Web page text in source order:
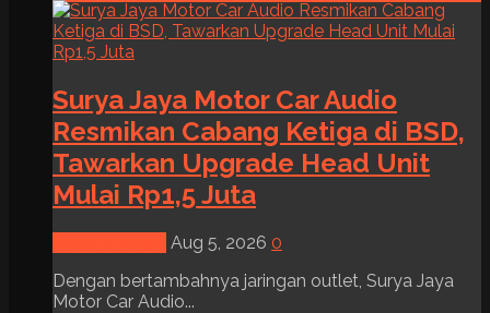
Surya Jaya Motor Car Audio
Resmikan Cabang Ketiga di BSD,
Tawarkan Upgrade Head Unit
Mulai Rp1,5 Juta
Aug 5, 2026 0
Dengan bertambahnya jaringan outlet, Surya Jaya
Motor Car Audio...